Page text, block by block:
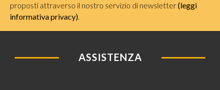
proposti attraverso il nostro servizio di newsletter(leggi
informativa privacy).
ASSISTENZA